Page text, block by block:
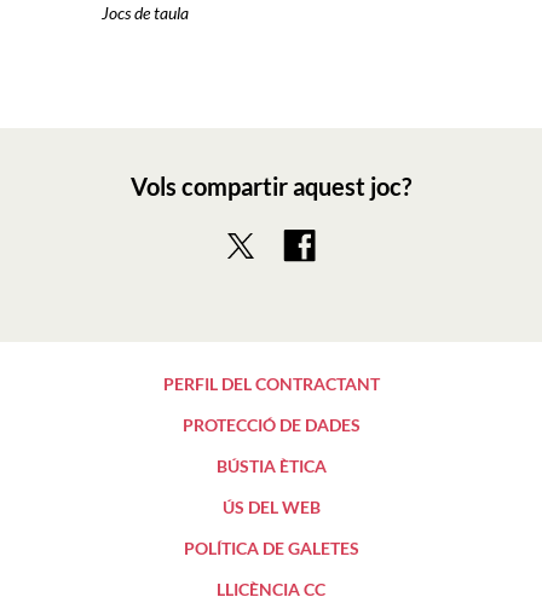
Jocs de taula
Vols compartir aquest joc?
PERFIL DEL CONTRACTANT
PROTECCIÓ DE DADES
BÚSTIA ÈTICA
ÚS DEL WEB
POLÍTICA DE GALETES
LLICÈNCIA CC